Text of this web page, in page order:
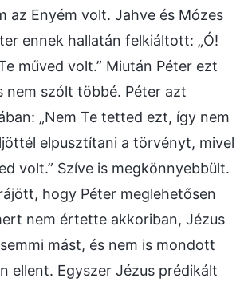
az Enyém volt. Jahve és Mózes
ennek hallatán felkiáltott: „Ó!
műved volt.” Miután Péter ezt
nem szólt többé. Péter azt
„Nem Te tetted ezt, így nem
elpusztítani a törvényt, mivel
volt.” Szíve is megkönnyebbült.
hogy Péter meglehetősen
nem értette akkoriban, Jézus
mást, és nem is mondott
ellent. Egyszer Jézus prédikált